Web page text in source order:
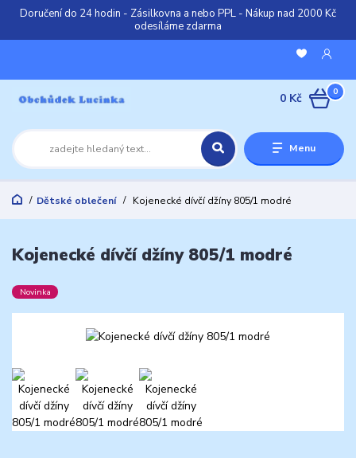
Doručení do 24 hodin - Zásilkovna a nebo PPL - Nákup nad 2000 Kč
odesíláme zdarma
Menu
0
0 Kč
Dětské oblečení Kojenecké dívčí džíny 805/1 modré
Kojenecké dívčí džíny 805/1 modré
Novinka